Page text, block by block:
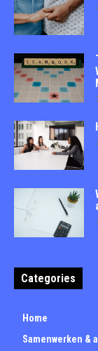
Categories
Home
Samenwerken &